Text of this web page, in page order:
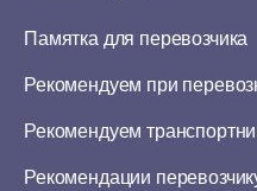
Памятка для перевозчика
Рекомендуем при
Рекомендуем
Рекомендации